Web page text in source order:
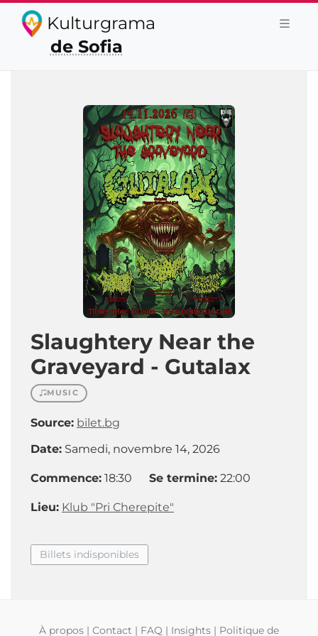
Kulturgrama
de Sofia
Slaughtery Near the
Graveyard - Gutalax
MUSIC
Source: bilet.bg
Date: Samedi, novembre 14, 2026
Commence: 18:30 Se termine: 22:00
Lieu: Klub "Pri Cherepite"
Billets indisponibles
À propos | Contact | FAQ | Insights | Politique de